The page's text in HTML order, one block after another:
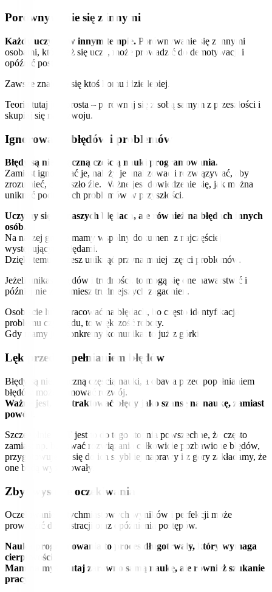
Porównywanie się z innymi
Każdy uczy się w innym tempie. Porównywanie się z innymi
osobami, które też się uczą, może prowadzić do demotywacji i
opóźnić postępy.
Zawsze znajdzie się ktoś komu idzie lepiej.
Teoria tutaj jest prosta – porównuj się z sobą samym z przeszłości i
skupiaj się na rozwoju.
Ignorowanie błędów i problemów
Błędy są nieodłączną częścią nauki programowania.
Zamiast ignorować je, należy je analizować i rozwiązywać, aby
zrozumieć, co poszło źle. Ważne jest dowiedzenie się, jak można
uniknąć podobnych problemów w przyszłości.
Uczymy się na naszych błędach, ale również na błędach innych
osób.
Na naszej grupie mamy wspólny dokument z najczęściej
występującymi błędami.
Dzięki temu możesz uniknąć przynajmniej części problemów.
Jeżeli unikasz błędów i trudności, to mogą się one nawarstwić i
później nie zrozumiesz trudniejszych zagadnień.
Osobiście lubię pracować na błędach, bo często identyfikacja
problemu czy błędu, to większość roboty.
Gdy mamy już konkretny komunikat to już z górki.
Lęk przed popełnianiem błędów
Błędy są nieodłączną częścią nauki, a obawa przed popełnianiem
błędów może hamować rozwój.
Ważne jest, aby traktować błędy jako szansę na naukę, zamiast
powód
Szczególnie w IT jest to do tego stopnia powszechne, że często
zamiast np. budować rozwiązania całkowicie pozbawione błędów,
przygotowujemy się do ich szybkiej naprawy i z góry zakładamy, że
one będą występowały.
Zbyt wysokie oczekiwania
Oczekiwanie natychmiastowych wyników i perfekcji może
prowadzić do frustracji oraz opóźnienia postępów.
Nauka programowania to proces długotrwały, który wymaga
cierpliwości.
Mam na myśli tutaj zarówno samą naukę, ale również szukanie
pracy